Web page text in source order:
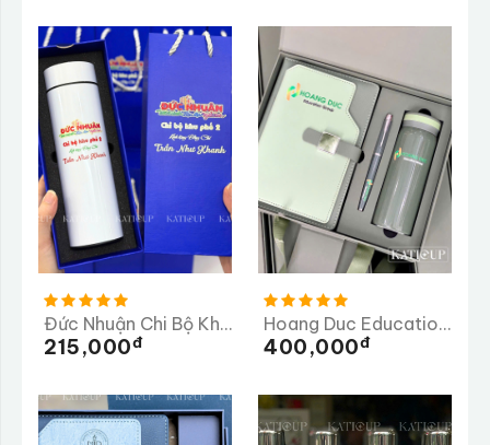
Đức Nhuận Chi Bộ Khu Phố 2
215,000Đ
Hoang Duc Education Group
400,000Đ